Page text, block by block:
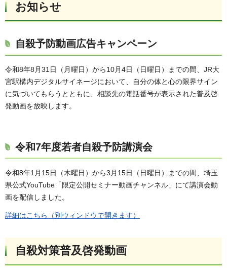
お知らせ
自殺予防動画広告キャンペーン
令和8年8月31日（月曜日）から10月4日（日曜日）までの間、JR大
宮駅構内デジタルサイネージにおいて、自分の体と心の限界サイン
に気づいてもらうとともに、相談先の電話番号が表示された普及啓
発動画を放映します。
令和7年度若者自殺予防講演会
令和8年1月15日（木曜日）から3月15日（日曜日）までの間、埼玉
県公式YouTube「限定公開セミナー動画チャンネル」にて講演会動
画を配信しました。
詳細はこちら（別ウィンドウで開きます）
自殺対策普及啓発動画